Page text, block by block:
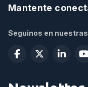
Mantente
Seguinos en